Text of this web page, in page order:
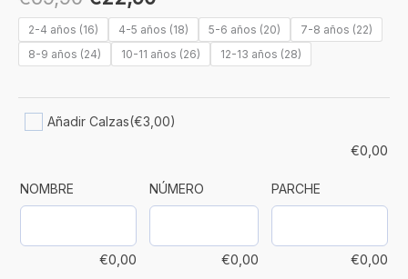
2-4 años (16) 4-5 años (18) 5-6 años (20)
7-8 años (22)
8-9 años (24)
10-11 años (26) 12-13 años (28)
Añadir Calzas(€3,00)
€0,00
NOMBRE
€0,00
NÚMERO
€0,00
PARCHE
€0,00